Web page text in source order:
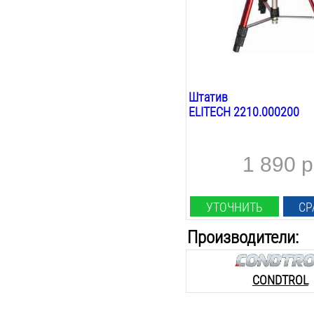
Поставляется в:
Штатив
ELITECH 2210.000200
1 890
УТОЧНИТЬ
Производители:
CONDTROL